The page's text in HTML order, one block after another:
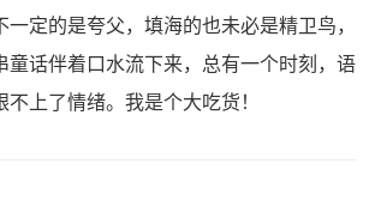
定的是夸父，填海的也未必是精卫鸟，
童话伴着口水流下来，总有一个时刻，语
上了情绪。我是个大吃货！